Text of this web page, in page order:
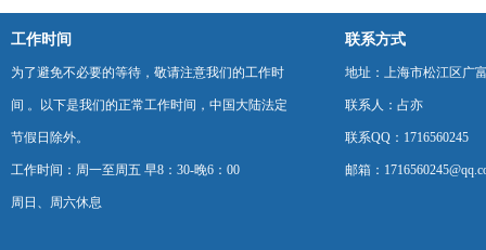
工作时间
为了避免不必要的等待，敬请注意我们的工作时
间 。以下是我们的正常工作时间，中国大陆法定
节假日除外。
工作时间：周一至周五 早8：30-晚6：00
周日、周六休息
联系方式
地址：上海市松江区广
联系人：占亦
联系QQ：1716560245
邮箱：